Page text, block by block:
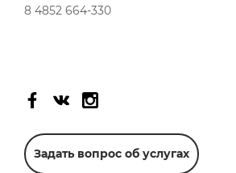
8 4852 664-330
Задать вопрос об услугах